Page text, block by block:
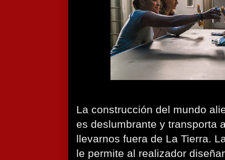
La construcción del mundo
es deslumbrante y transporta
llevarnos fuera de La Tierra.
le permite al realizador